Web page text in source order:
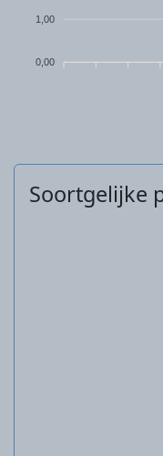
1,00
0,00
Soortgelijke